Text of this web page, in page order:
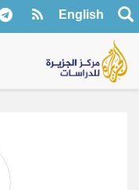
English